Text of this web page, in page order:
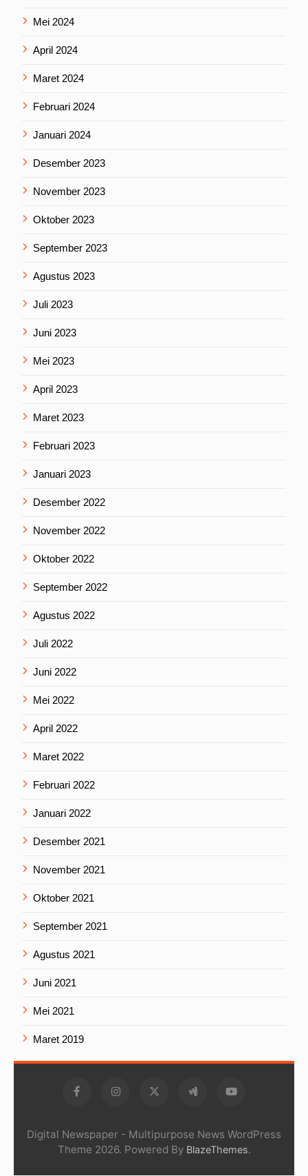
Mei 2024
April 2024
Maret 2024
Februari 2024
Januari 2024
Desember 2023
November 2023
Oktober 2023
September 2023
Agustus 2023
Juli 2023
Juni 2023
Mei 2023
April 2023
Maret 2023
Februari 2023
Januari 2023
Desember 2022
November 2022
Oktober 2022
September 2022
Agustus 2022
Juli 2022
Juni 2022
Mei 2022
April 2022
Maret 2022
Februari 2022
Januari 2022
Desember 2021
November 2021
Oktober 2021
September 2021
Agustus 2021
Juni 2021
Mei 2021
Maret 2019
Digital Newspaper - Multipurpose News WordPress
Theme 2026. Powered By BlazeThemes.